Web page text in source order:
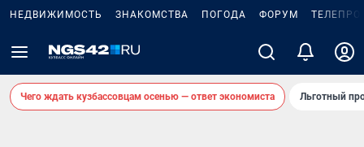
НЕДВИЖИМОСТЬ ЗНАКОМСТВА ПОГОДА ФОРУМ
Чего ждать кузбассовцам осенью — ответ экономиста Льготный